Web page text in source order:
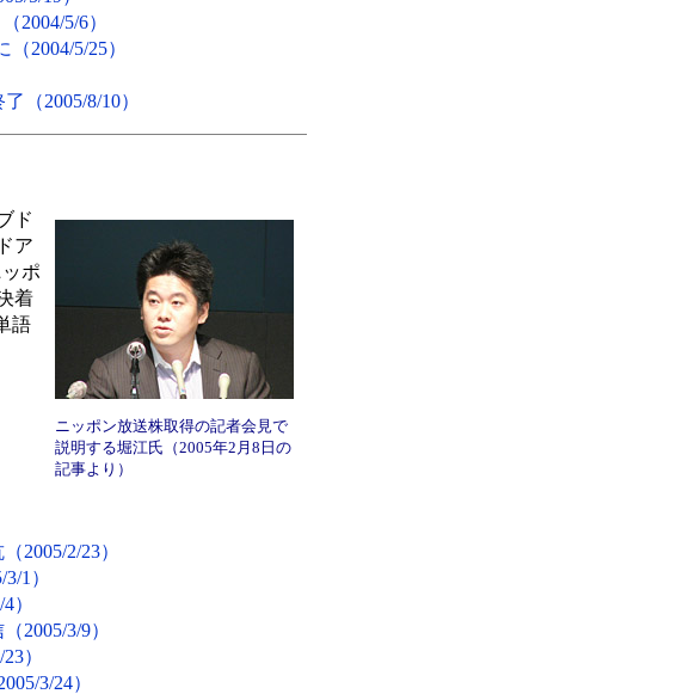
2004/5/6）
2004/5/25）
（2005/8/10）
ニッポン放送株取得の記者会見で
説明する堀江氏（2005年2月8日の
記事より）
ド
ア
ポ
着
語
2005/2/23）
1）
）
2005/3/9）
）
3/24）